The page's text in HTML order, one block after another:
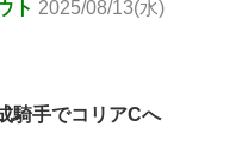
ト 2025/08/13(水)
騎手でコリアCへ